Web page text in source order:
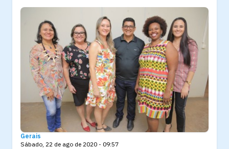
Gerais
Sábado, 22 de ago de 2020 - 09:57